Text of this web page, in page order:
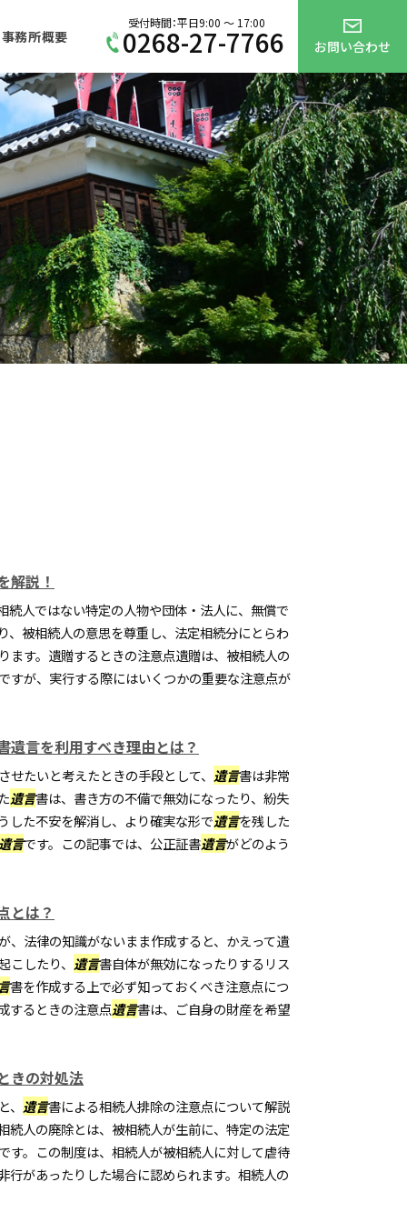
受付時間：平日9:00 ～ 17:00
0268-27-7766 お問い合わせ
事務所概要
解説！
続人ではない特定の人物や団体・法人に、無償で
、被相続人の意思を尊重し、法定相続分にとらわ
ます。遺贈するときの注意点遺贈は、被相続人の
すが、実行する際にはいくつかの重要な注意点が
遺言を利用すべき理由とは？
たいと考えたときの手段として、 遺言書は非常
遺言書は、書き方の不備で無効になったり、紛失
した不安を解消し、より確実な形で遺言を残した
遺言です。この記事では、公正証書遺言がどのよう
とは？
、法律の知識がないまま作成すると、かえって遺
したり、 遺言書自体が無効になったりするリス
書を作成する上で必ず知っておくべき注意点につ
するときの注意点遺言書は、ご自身の財産を希望
きの対処法
遺言書による相続人排除の注意点について解説
続人の廃除とは、被相続人が生前に、特定の法定
す。この制度は、相続人が被相続人に対して虐待
行があったりした場合に認められます。相続人の